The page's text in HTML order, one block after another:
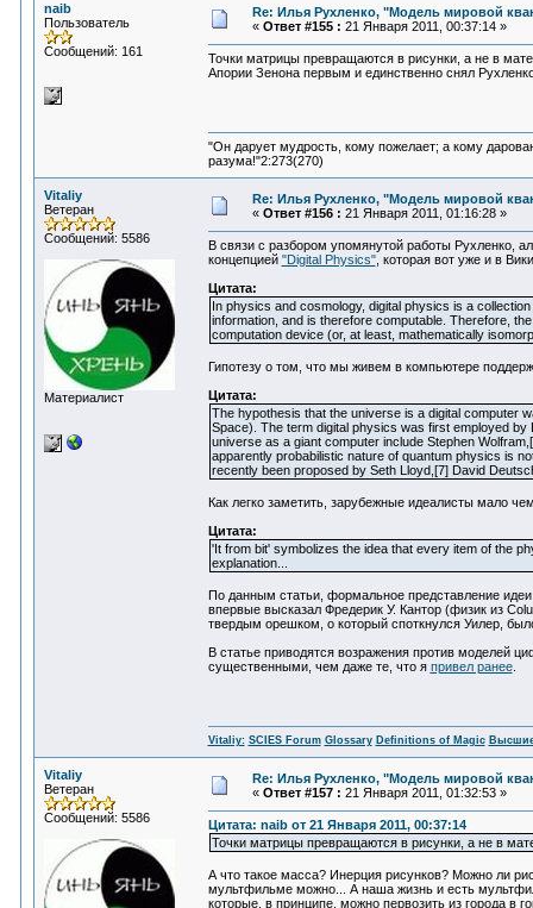
naib
Пользователь
Сообщений: 161
Re: Илья Рухленко, "Модель мировой
« Ответ #155 : 21 Января 2011, 00:37:14 »
Точки матрицы превращаются в рисунки, а не в
Апории Зенона первым и единственно снял
"Он дарует мудрость, кому пожелает; а кому
разума!"2:273(270)
Vitaliy
Ветеран
Сообщений: 5586
Материалист
Re: Илья Рухленко, "Модель мировой
« Ответ #156 : 21 Января 2011, 01:16:28 »
В связи с разбором упомянутой работы Рухленко,
концепцией "Digital Physics", которая вот уже и в
Цитата:
In physics and cosmology, digital physics is a
information, and is therefore computable. Therefore,
computation device (or, at least, mathematically
Гипотезу о том, что мы живем в компьютере
Цитата:
The hypothesis that the universe is a digital computer
Space). The term digital physics was first employed
universe as a giant computer include Stephen
apparently probabilistic nature of quantum physics is
recently been proposed by Seth Lloyd,[7] David
Как легко заметить, зарубежные идеалисты мало
Цитата:
'It from bit' symbolizes the idea that every item of the
explanation...
По данным статьи, формальное представление
впервые высказал Фредерик У. Кантор (физик из
твердым орешком, о который споткнулся Уилер,
В статье приводятся возражения против моделей
существенными, чем даже те, что я привел ранее.
Vitaliy: SCIES Forum Glossary Definitions of Magic
Vitaliy
Ветеран
Сообщений: 5586
Re: Илья Рухленко, "Модель мировой
« Ответ #157 : 21 Января 2011, 01:32:53 »
Цитата: naib от 21 Января 2011, 00:37:14
Точки матрицы превращаются в рисунки, а не в
А что такое масса? Инерция рисунков? Можно ли
мультфильме можно... А наша жизнь и есть
которые, в принципе, можно первозить из города в